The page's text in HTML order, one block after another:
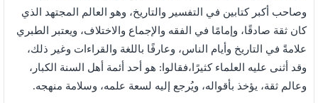
وصاحب أكبر كتابين في التفسير والتاريخ، وهو العالم المجتهد الذي
كان ثقة صادقًا، وإمامًا في الفقه والإجماع والاختلاف، ويعتبر الطبري
علامةً في التاريخ وأيام الناس، وعارفًا باللغة والقراءات وغير ذلك،
وقد أثنى عليه العلماء كثيرًا،فقالوا: هو أحد أئمة أهل السنة الكبار،
وعالم ثقة، يؤخذ بأقواله، ويُرجع إليه لسعة علمه، وسلامة منهجه.